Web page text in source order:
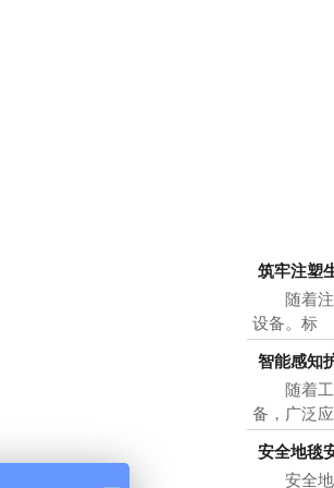
筑牢注塑
随着注塑
设备。标
智能感知
随着工业
备，广泛应
安全地毯
安全地毯